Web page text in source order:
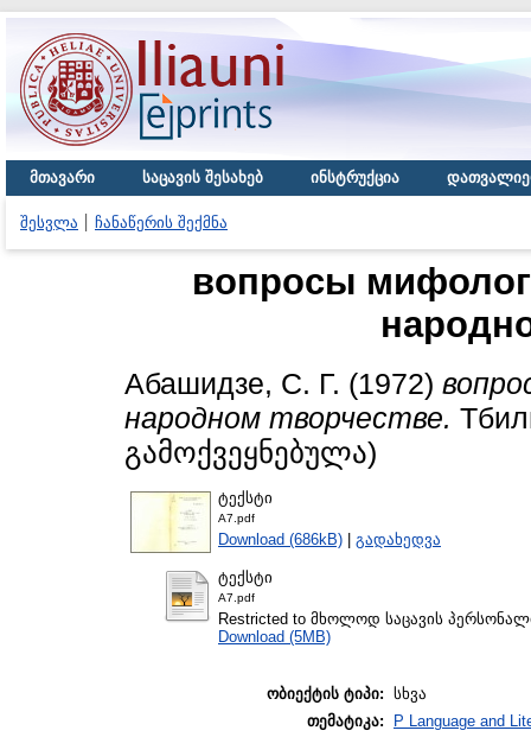
მთავარი საცავის შესახებ ინსტრუქცია
შესვლა ჩანაწერის შექმნა
вопросы
Абашидзе, С. Г. (1972)
народном творчестве.
გამოქვეყნებულა)
ტექსტი
A7.pdf
Download (686kB) | გადახედვა
ტექსტი
A7.pdf
Restricted to მხოლოდ საცავის
Download (5MB)
ობიექტის ტიპი: სხვა
თემატიკა:
P Language and